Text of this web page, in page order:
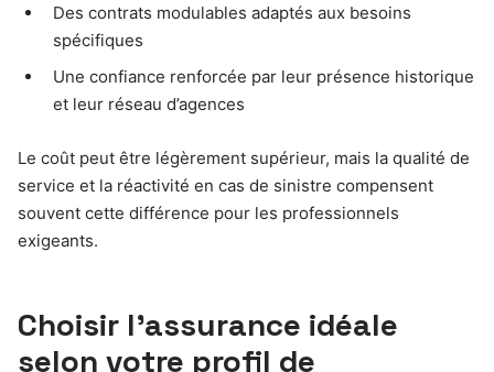
Des contrats modulables adaptés aux besoins
spécifiques
Une confiance renforcée par leur présence historique
et leur réseau d’agences
Le coût peut être légèrement supérieur, mais la qualité de
service et la réactivité en cas de sinistre compensent
souvent cette différence pour les professionnels
exigeants.
Choisir l’assurance idéale
selon votre profil de